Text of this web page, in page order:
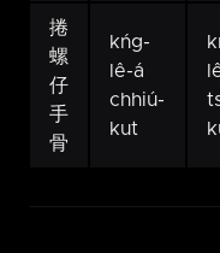
捲
螺
仔
手
骨
kńg-
lê-á
chhiú-
kut